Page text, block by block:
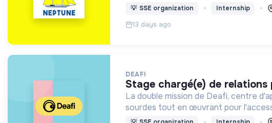
💡 SSE organization Internship
13 days ago
DEAFI
stage chargé(e) de relations
La double mission de Deafi, centre
sourdes tout en œuvrant pour